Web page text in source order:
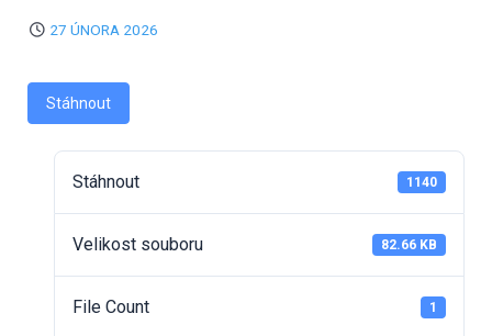
27 ÚNORA 2026
Stáhnout
Stáhnout 1140
Velikost souboru 82.66 KB
File Count 1